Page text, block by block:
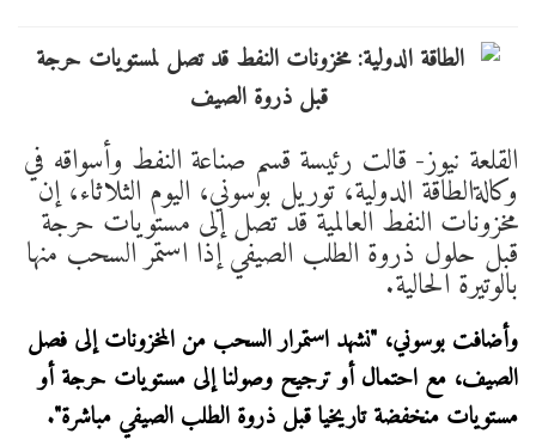
القلعة نيوز- قالت رئيسة قسم صناعة النفط وأسواقه في
وكالة​الطاقة الدولية، توريل بوسوني، اليوم الثلاثاء، إن
مخزونات ‌النفط العالمية قد تصل إلى مستويات حرجة
قبل حلول ذروة الطلب الصيفي إذا استمر السحب منها
بالوتيرة ​الحالية.
وأضافت بوسوني، "نشهد استمرار السحب من المخزونات إلى ​فصل
الصيف، مع احتمال أو ترجيح وصولنا ⁠إلى مستويات حرجة أو
مستويات منخفضة ​تاريخيا قبل ذروة الطلب الصيفي مباشرة".